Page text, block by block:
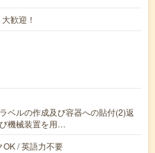
歓迎！
ベルの作成及び容器への貼付(2)返
機械装置を用…
OK / 英語力不要